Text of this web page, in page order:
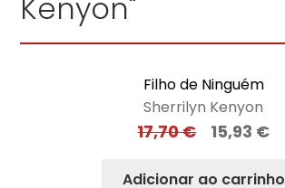
Kenyon"
Filho de Ninguém
Sherrilyn Kenyon
17,70€ 15,93 €
Adicionar ao carrinho